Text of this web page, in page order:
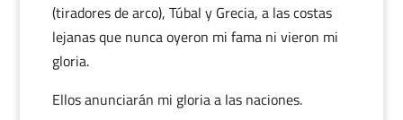
(tiradores de arco), Túbal y Grecia, a las costas
lejanas que nunca oyeron mi fama ni vieron mi
gloria.
Ellos anunciarán mi gloria a las naciones.